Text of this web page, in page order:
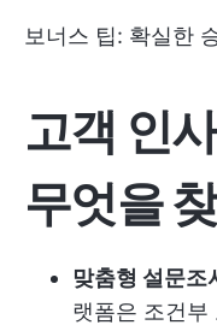
보너스 팁: 확실한
고객 인
무엇을
맞춤형 설문조
랫폼은 조건부